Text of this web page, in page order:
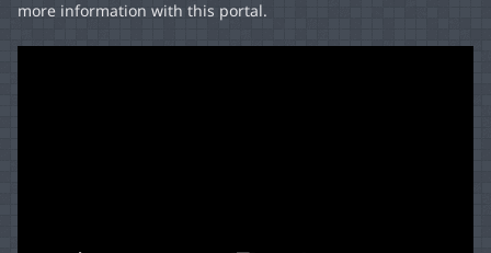
more information with this portal.